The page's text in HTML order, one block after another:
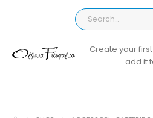
Create your first
add it